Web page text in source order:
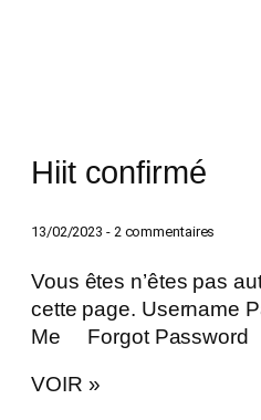
Hiit confirmé
13/02/2023 2 commentaires
Vous êtes n’êtes pas
cette page. Username
Me Forgot Password
VOIR »